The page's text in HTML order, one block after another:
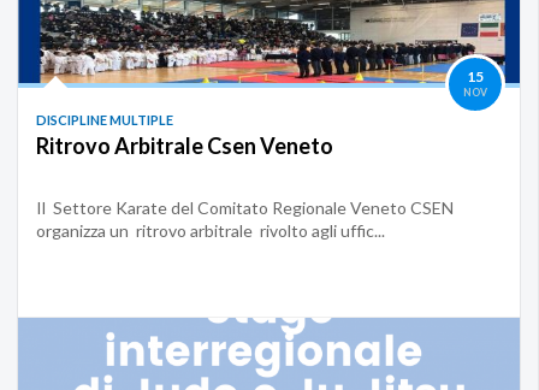
15
NOV
DISCIPLINE MULTIPLE
Ritrovo Arbitrale Csen Veneto
Il Settore Karate del Comitato Regionale Veneto CSEN
organizza un ritrovo arbitrale rivolto agli uffic...